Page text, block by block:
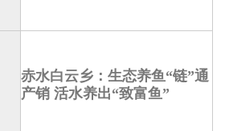
赤水白云乡：生态养鱼“链”通
产销 活水养出“致富鱼”